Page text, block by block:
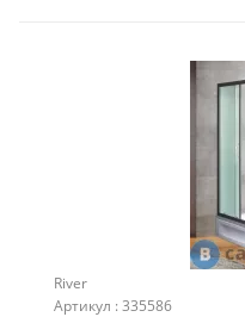
River
Артикул : 335586